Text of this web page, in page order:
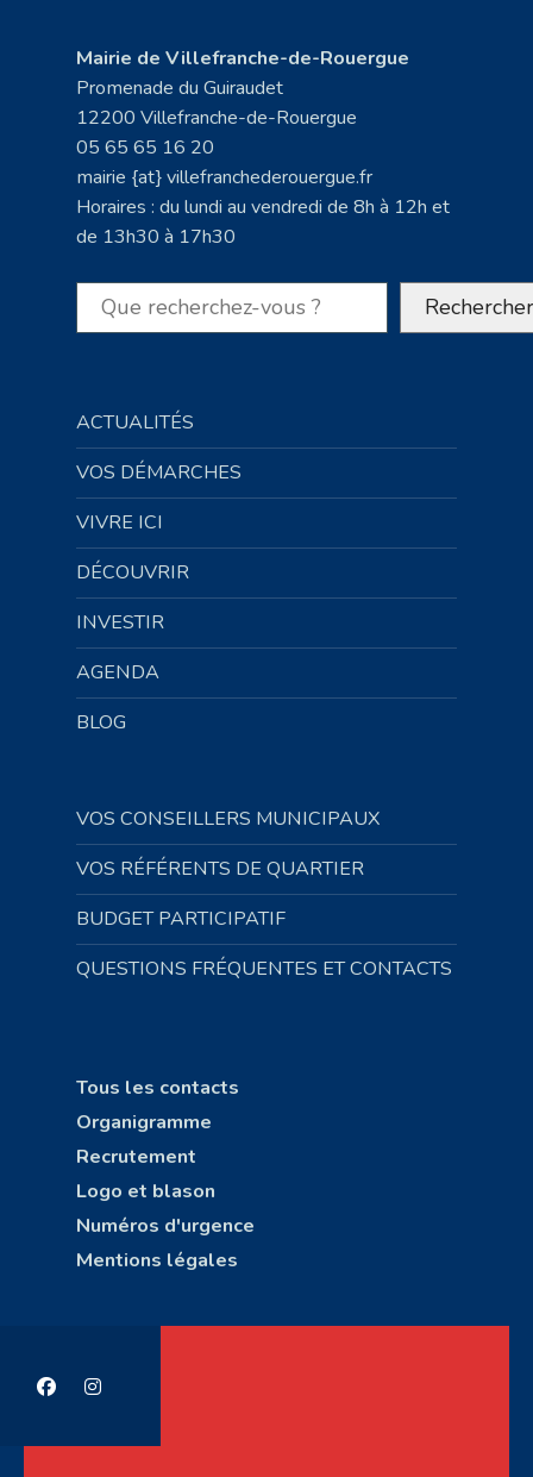
Mairie de Villefranche-de-Rouergue
Promenade du Guiraudet
12200 Villefranche-de-Rouergue
05 65 65 16 20
mairie {at} villefranchederouergue.fr
Horaires : du lundi au vendredi de 8h à 12h et
de 13h30 à 17h30
Rechercher Rechercher
ACTUALITÉS
VOS DÉMARCHES
VIVRE ICI
DÉCOUVRIR
INVESTIR
AGENDA
BLOG
VOS CONSEILLERS MUNICIPAUX
VOS RÉFÉRENTS DE QUARTIER
BUDGET PARTICIPATIF
QUESTIONS FRÉQUENTES ET CONTACTS
Tous les contacts
Organigramme
Recrutement
Logo et blason
Numéros d'urgence
Mentions légales